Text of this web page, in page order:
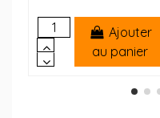
Ajouter
au panier